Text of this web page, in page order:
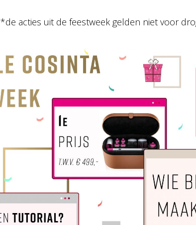
*de acties uit de feestweek gelden niet voor